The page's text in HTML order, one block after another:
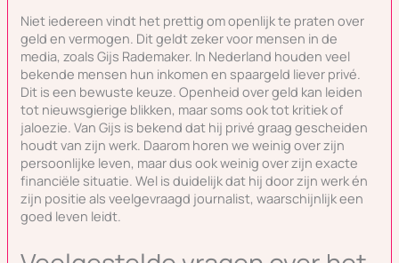
Niet iedereen vindt het prettig om openlijk te praten over
geld en vermogen. Dit geldt zeker voor mensen in de
media, zoals Gijs Rademaker. In Nederland houden veel
bekende mensen hun inkomen en spaargeld liever privé.
Dit is een bewuste keuze. Openheid over geld kan leiden
tot nieuwsgierige blikken, maar soms ook tot kritiek of
jaloezie. Van Gijs is bekend dat hij privé graag gescheiden
houdt van zijn werk. Daarom horen we weinig over zijn
persoonlijke leven, maar dus ook weinig over zijn exacte
financiële situatie. Wel is duidelijk dat hij door zijn werk én
zijn positie als veelgevraagd journalist, waarschijnlijk een
goed leven leidt.